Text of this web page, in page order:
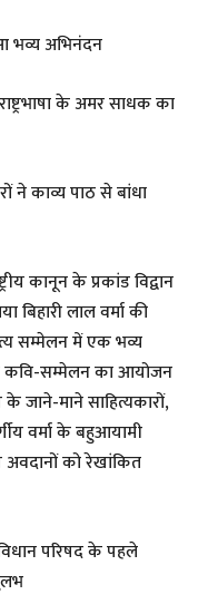
भव्य अभिनंदन
के अमर साधक का
ने काव्य पाठ से बांधा
कानून के प्रकांड विद्वान
बिहारी लाल वर्मा की
सम्मेलन में एक भव्य
कवि-सम्मेलन का आयोजन
जाने-माने साहित्यकारों,
वर्मा के बहुआयामी
को रेखांकित
परिषद के पहले